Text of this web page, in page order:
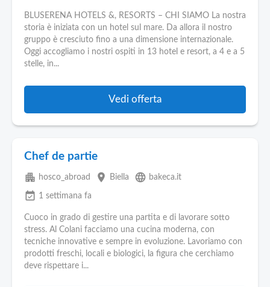
BLUSERENA HOTELS &, RESORTS – CHI SIAMO La nostra
storia è iniziata con un hotel sul mare. Da allora il nostro
gruppo è cresciuto fino a una dimensione internazionale.
Oggi accogliamo i nostri ospiti in 13 hotel e resort, a 4 e a 5
stelle, in...
Vedi offerta
Chef de partie
apartment hosco_abroad place Biella language bakeca.it
event_available 1 settimana fa
Cuoco in grado di gestire una partita e di lavorare sotto
stress. Al Colani facciamo una cucina moderna, con
tecniche innovative e sempre in evoluzione. Lavoriamo con
prodotti freschi, locali e biologici, la figura che cerchiamo
deve rispettare i...